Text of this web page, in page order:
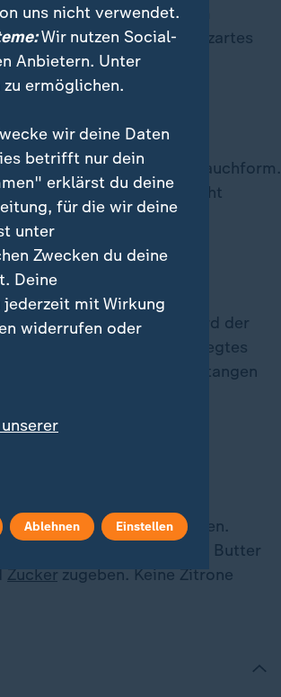
der weiße. Er wird nur im
geschält und ist auch für zartes
und wächst in Strauchform.
Der Thai-Spargel muss nicht
geeignet.
einzufrosten. Hierfür wird der
ein mit Backpapier ausgelegtes
Stunden gefrostet. Die Stangen
gut verschließen und im
und bissfest kochen.
Dem Kochwasser etwas Butter
Zucker zugeben. Keine Zitrone
uns nicht verwendet.
Wir nutzen Social-
Anbietern. Unter
ermöglichen.
wir deine Daten
betrifft nur dein
erklärst du deine
für die wir deine
unter
Zwecken du deine
Deine
mit Wirkung
widerrufen oder
Ablehnen Einstellen